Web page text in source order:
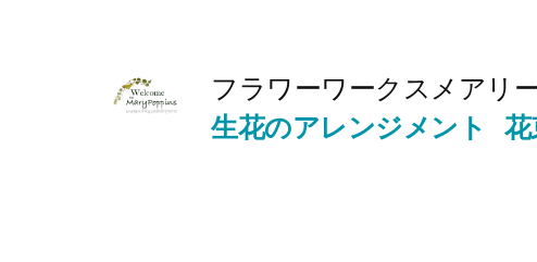
フラワーワークスメアリ
生花のアレンジメント